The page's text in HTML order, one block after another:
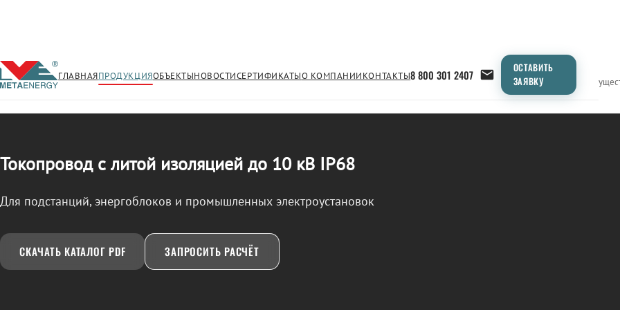
ГЛАВНАЯПРОДУКЦИЯОБЪЕКТЫНОВОСТИСЕРТИФИКАТЫО КОМПАНИИКОНТАКТЫ8 800 301 2407
ОСТАВИТЬ
ЗАЯВКУ
← Продукция/ТОКОПРОВОД Применение Продукция ТипоразмерыСравнение
Токопровод с литой изоляцией до 10 кВ IP68
Для подстанций, энергоблоков и промышленных электроустановок
СКАЧАТЬ КАТАЛОГ PDF ЗАПРОСИТЬ РАСЧЁТ